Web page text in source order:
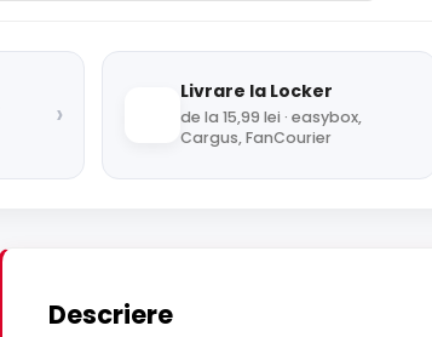
›
Livrare la Locker
de la 15,99 lei · easybox,
Cargus, FanCourier
Descriere